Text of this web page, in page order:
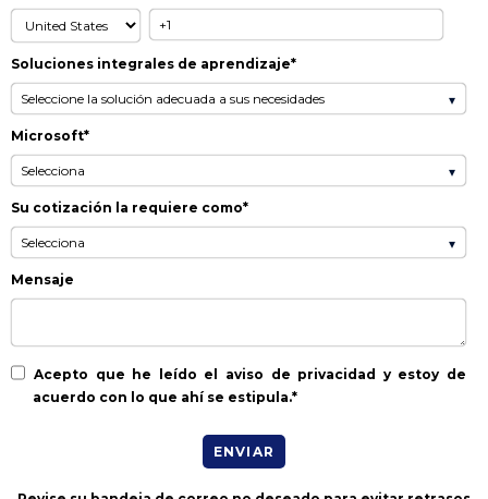
Soluciones integrales de aprendizaje*
Microsoft*
Su cotización la requiere como*
Mensaje
Acepto que he leído el aviso de privacidad y estoy de
acuerdo con lo que ahí se estipula.*